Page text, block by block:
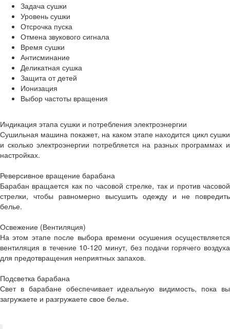
Задача сушки
Уровень сушки
Отсрочка пуска
Отмена звукового сигнала
Время сушки
Антисминание
Деликатная сушка
Защита от детей
Ионизация
Выбор частоты вращения
Индикация этапа сушки и потребления электроэнергии
Сушильная машина покажет, на каком этапе находится цикл сушки
и сколько электроэнергии потребляется на разных программах и
настройках.
Реверсивное вращение барабана
Барабан вращается как по часовой стрелке, так и против часовой
стрелки, чтобы равномерно высушить одежду и не повредить
белье.
Освежение (Вентиляция)
На этом этапе после выбора времени осушения осуществляется
вентиляция в течение 10-120 минут, без подачи горячего воздуха
для предотвращения неприятных запахов.
Подсветка барабана
Свет в барабане обеспечивает идеальную видимость, пока вы
загружаете и разгружаете свое белье.